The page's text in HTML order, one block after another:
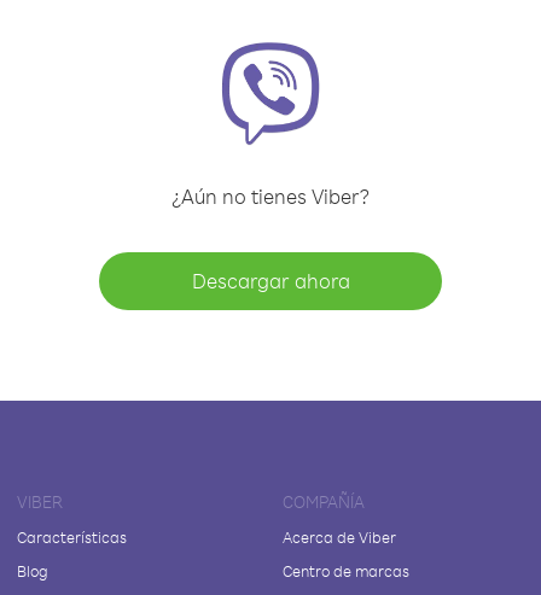
¿Aún no tienes Viber?
Descargar ahora
VIBER
Características
Blog
COMPAÑÍA
Acerca de Viber
Centro de marcas